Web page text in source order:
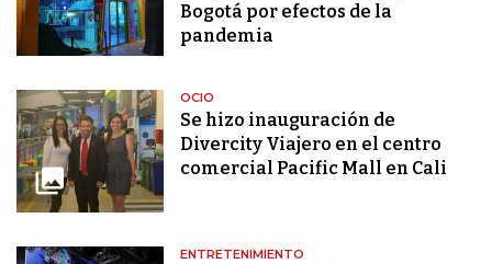
Bogotá por efectos de la
pandemia
OCIO
Se hizo inauguración de
Divercity Viajero en el centro
comercial Pacific Mall en Cali
ENTRETENIMIENTO